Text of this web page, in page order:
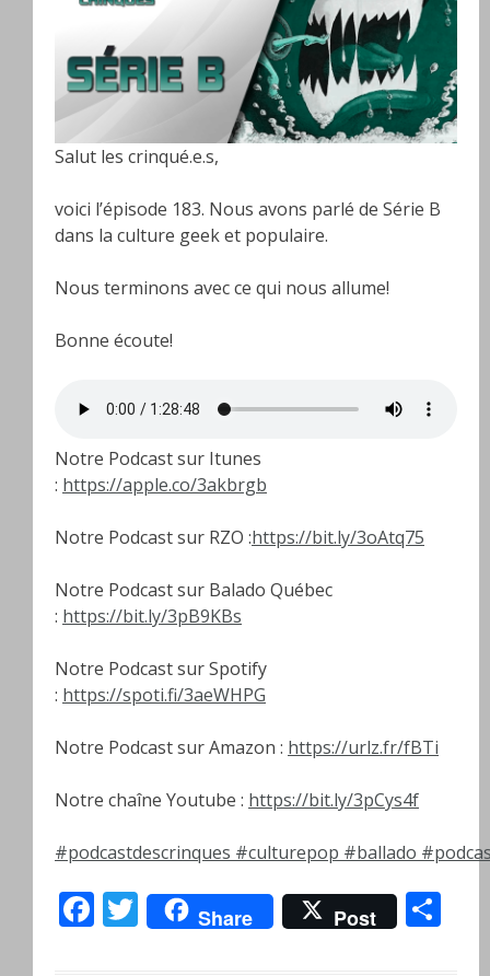
Salut les crinqué.e.s,
voici l’épisode 183. Nous avons parlé de Série B
dans la culture geek et populaire.
Nous terminons avec ce qui nous allume!
Bonne écoute!
Notre Podcast sur Itunes
: https://apple.co/3akbrgb
Notre Podcast sur RZO :https://bit.ly/3oAtq75
Notre Podcast sur Balado Québec
: https://bit.ly/3pB9KBs
Notre Podcast sur Spotify
: https://spoti.fi/3aeWHPG
Notre Podcast sur Amazon : https://urlz.fr/fBTi
Notre chaîne Youtube : https://bit.ly/3pCys4f
#podcastdescrinques #culturepop #ballado
Facebook
Twitter
Share Post